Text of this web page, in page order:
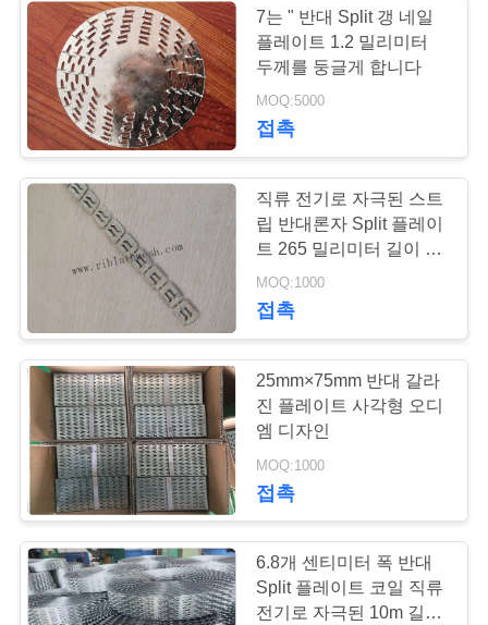
소
개
공
장
품
관
리
문
의
hy 늑골 메시
금속 늑골 욋가지
56
확장된 금속 욋가지
7는 " 반대 Split 갱 네일
플레이트 1.2 밀리미터
두께를 둥글게 합니다
MOQ:5000
접촉
직류 전기로 자극된 스트
립 반대론자 Split 플레이
트 265 밀리미터 길이 20
밀리미터 폭
MOQ:1000
접촉
25mm×75mm 반대 갈라
진 플레이트 사각형 오디
엠 디자인
MOQ:1000
접촉
6.8개 센티미터 폭 반대
Split 플레이트 코일 직류
전기로 자극된 10m 길이